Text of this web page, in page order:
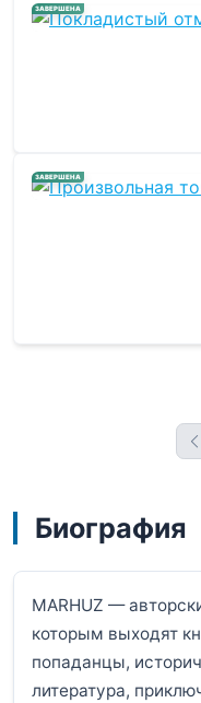
ЗАВЕРШЕНА
ЗАВЕРШЕНА
Биография
MARHUZ —
которым выходят
попаданцы,
литература,